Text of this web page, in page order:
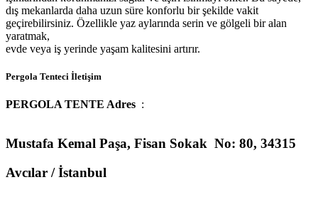
dış mekanlarda daha uzun süre konforlu bir şekilde vakit
geçirebilirsiniz. Özellikle yaz aylarında serin ve gölgeli bir alan
yaratmak,
evde veya iş yerinde yaşam kalitesini artırır.
Pergola Tenteci İletişim
PERGOLA TENTE Adres :
Mustafa Kemal Paşa, Fisan Sokak No: 80, 34315
Avcılar / İstanbul